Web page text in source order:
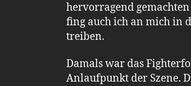
hervorragend gemachten
fing auch ich an mich in
treiben.
Damals war das
Anlaufpunkt der Szene.